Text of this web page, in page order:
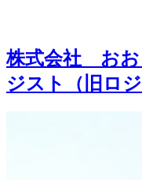
株式会社 おお
ジスト（旧ロ